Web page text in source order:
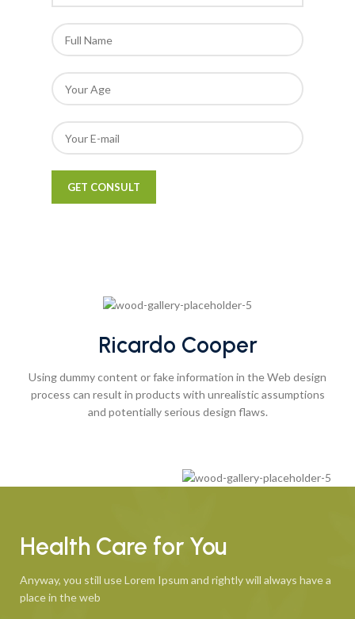
Ricardo Cooper
Using dummy content or fake information in the Web design
process can result in products with unrealistic assumptions
and potentially serious design flaws.
Health Care for You
Anyway, you still use Lorem Ipsum and rightly will always have a
place in the web